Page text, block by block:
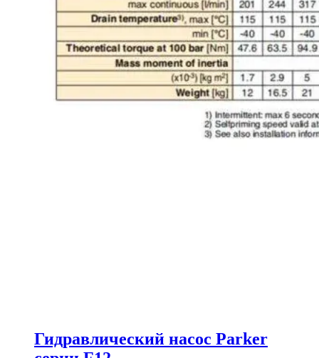
Гидравлический насос Parker